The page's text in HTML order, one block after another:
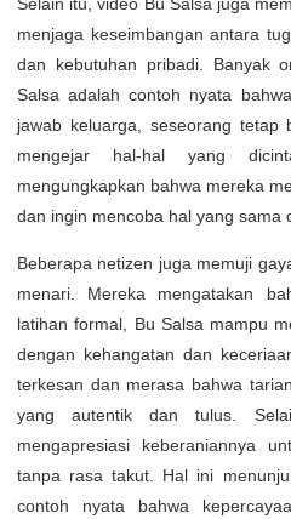
menjaga keseimbangan antara
dan kebutuhan pribadi. Banyak
Salsa adalah contoh nyata
jawab keluarga, seseorang tetap
mengejar hal-hal yang
mengungkapkan bahwa mereka
dan ingin mencoba hal yang sama
Beberapa netizen juga memuji
menari. Mereka mengatakan
latihan formal, Bu Salsa mampu
dengan kehangatan dan
terkesan dan merasa bahwa
yang autentik dan tulus.
mengapresiasi keberaniannya
tanpa rasa takut. Hal ini
contoh nyata bahwa